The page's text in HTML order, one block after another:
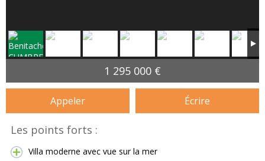
1 295 000 €
Appeler Écrire
Les points forts :
Villa moderne avec vue sur la mer